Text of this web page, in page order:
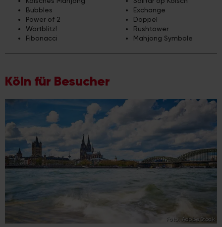
Bubbles
Power of 2
Wortblitz!
Fibonacci
Exchange
Doppel
Rushtower
Mahjong Symbole
Köln für Besucher
Foto: AdobeStock